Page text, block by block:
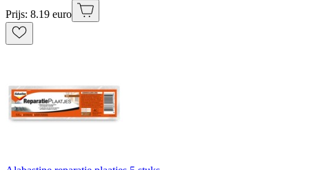
Prijs: 8.19 euro